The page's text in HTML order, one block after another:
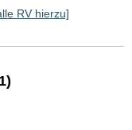
RV hierzu]